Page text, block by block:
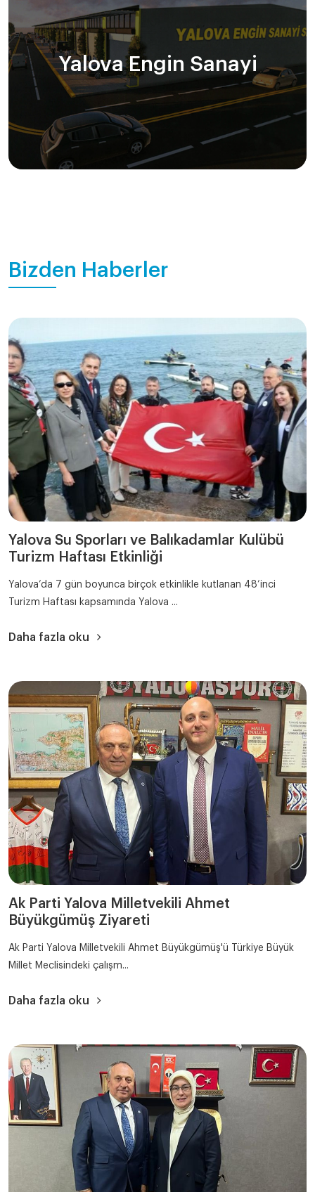
Yalova Engin Sanayi
Bizden Haberler
Yalova Su Sporları ve Balıkadamlar Kulübü
Turizm Haftası Etkinliği
Yalova’da 7 gün boyunca birçok etkinlikle kutlanan 48’inci
Turizm Haftası kapsamında Yalova ...
Daha fazla oku
Ak Parti Yalova Milletvekili Ahmet
Büyükgümüş Ziyareti
Ak Parti Yalova Milletvekili Ahmet Büyükgümüş'ü Türkiye Büyük
Millet Meclisindeki çalışm...
Daha fazla oku